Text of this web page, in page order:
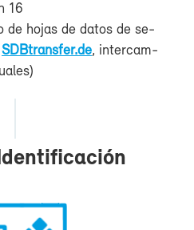
16
de ho­jas de da­tos de se­
SDB­trans­fer.de, in­ter­cam­